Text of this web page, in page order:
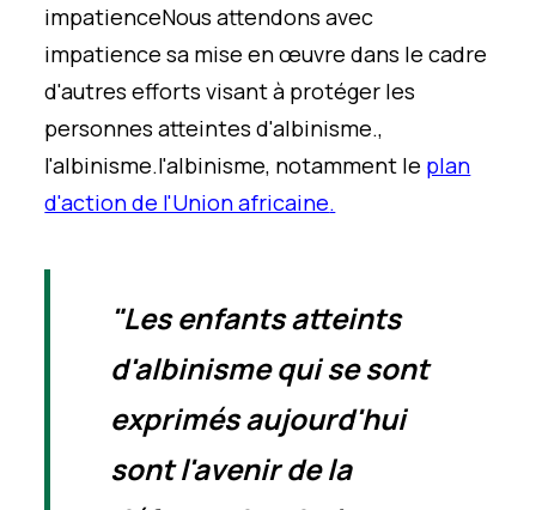
impatienceNous attendons avec
impatiencesa mise en œuvre dans le cadre
d'autres efforts visant à protéger les
personnes atteintes d'albinisme.,
l'albinisme.l'albinisme, notamment le plan
d'action de l'Union africaine.
"Les enfants atteints
d'albinisme qui se sont
exprimés aujourd'hui
sont l'avenir de la